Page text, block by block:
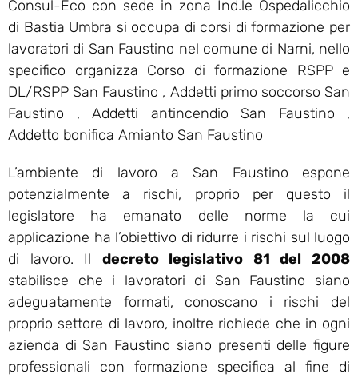
Consul-Eco con sede in zona Ind.le Ospedalicchio
di Bastia Umbra si occupa di corsi di formazione per
lavoratori di San Faustino nel comune di Narni, nello
specifico organizza Corso di formazione RSPP e
DL/RSPP San Faustino , Addetti primo soccorso San
Faustino , Addetti antincendio San Faustino ,
Addetto bonifica Amianto San Faustino
L’ambiente di lavoro a San Faustino espone
potenzialmente a rischi, proprio per questo il
legislatore ha emanato delle norme la cui
applicazione ha l’obiettivo di ridurre i rischi sul luogo
di lavoro. Il decreto legislativo 81 del 2008
stabilisce che i lavoratori di San Faustino siano
adeguatamente formati, conoscano i rischi del
proprio settore di lavoro, inoltre richiede che in ogni
azienda di San Faustino siano presenti delle figure
professionali con formazione specifica al fine di